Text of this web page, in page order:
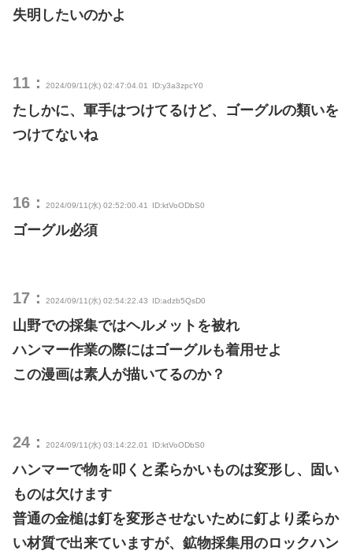
失明したいのかよ
11： 2024/09/11(水) 02:47:04.01 ID:y3a3zpcY0
たしかに、軍手はつけてるけど、ゴーグルの類いを
つけてないね
16： 2024/09/11(水) 02:52:00.41 ID:ktVoODbS0
ゴーグル必須
17： 2024/09/11(水) 02:54:22.43 ID:adzb5QsD0
山野での採集ではヘルメットを被れ
ハンマー作業の際にはゴーグルも着用せよ
この漫画は素人が描いてるのか？
24： 2024/09/11(水) 03:14:22.01 ID:ktVoODbS0
ハンマーで物を叩くと柔らかいものは変形し、固い
ものは欠けます
普通の金槌は釘を変形させないために釘より柔らか
い材質で出来ていますが、鉱物採集用のロックハン